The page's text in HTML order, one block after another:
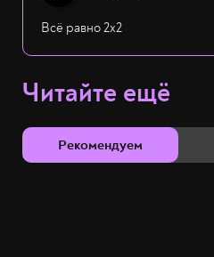
Всё равно 2х2
Читайте ещё
Рекомендуем